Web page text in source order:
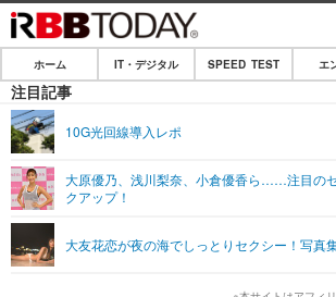
ホーム
IT・デジタル
ネタ
ショッピング
SPEED TEST
エンタメ
エンタメTOP
ライフ
ホーム IT・デジタル SPEED TEST エ
注目記事
10G光回線導入レポ
大原優乃、浅川梨奈、小倉優香ら……注目の
クアップ！
大友花恋が夜の海でしっとりセクシー！写真